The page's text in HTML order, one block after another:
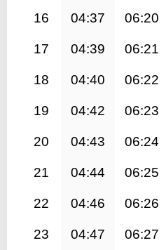
16 04:37 06:20
17 04:39 06:21
18 04:40 06:22
19 04:42 06:23
20 04:43 06:24
21 04:44 06:25
22 04:46 06:26
23 04:47 06:27